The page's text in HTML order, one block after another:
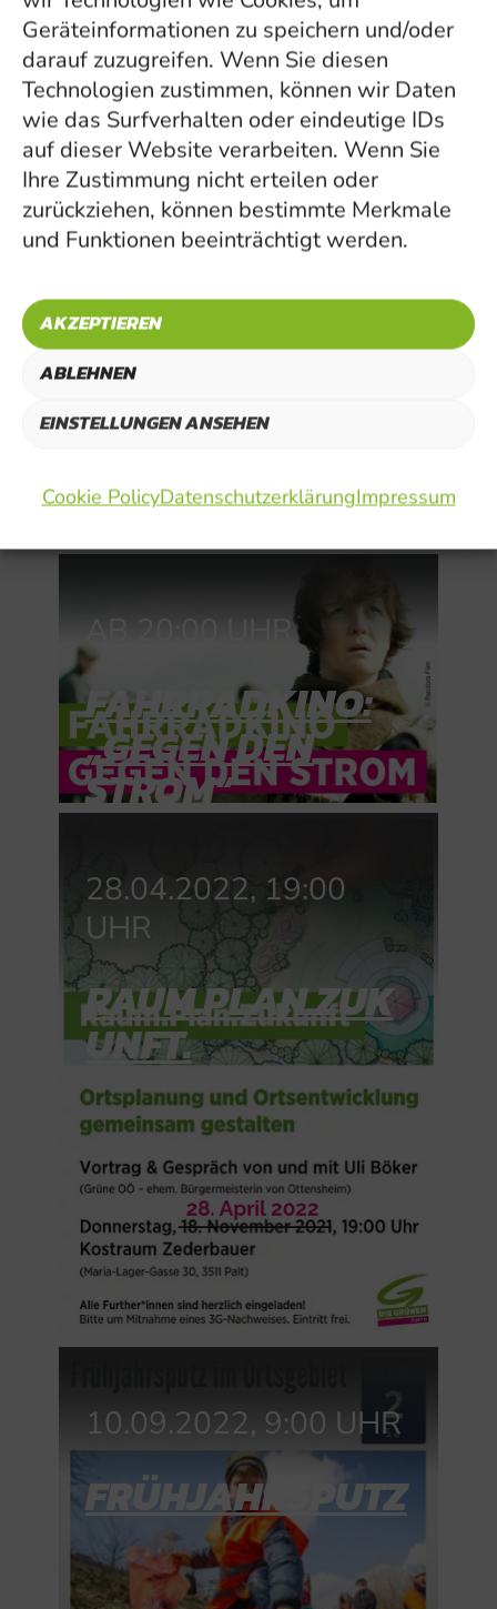
Geräteinformationen zu speichern und/oder
darauf zuzugreifen. Wenn Sie diesen
Technologien zustimmen, können wir Daten
wie das Surfverhalten oder eindeutige IDs
auf dieser Website verarbeiten. Wenn Sie
Ihre Zustimmung nicht erteilen oder
zurückziehen, können bestimmte Merkmale
und Funktionen beeinträchtigt werden.
AKZEPTIEREN
ABLEHNEN
EINSTELLUNGEN ANSEHEN
Cookie PolicyDatenschutzerklärungImpressum
31.05.2022, 19:00
DIE INSEKTEN
WIRTSHAUSSHO
W IST ONLINE
AB 20:00 UHR
FAHRRADKINO:
„GEGEN DEN
STROM“
28.04.2022, 19:00
UHR
RAUM.PLAN.ZUK
UNFT.
10.09.2022, 9:00 UHR
FRÜHJAHRSPUTZ